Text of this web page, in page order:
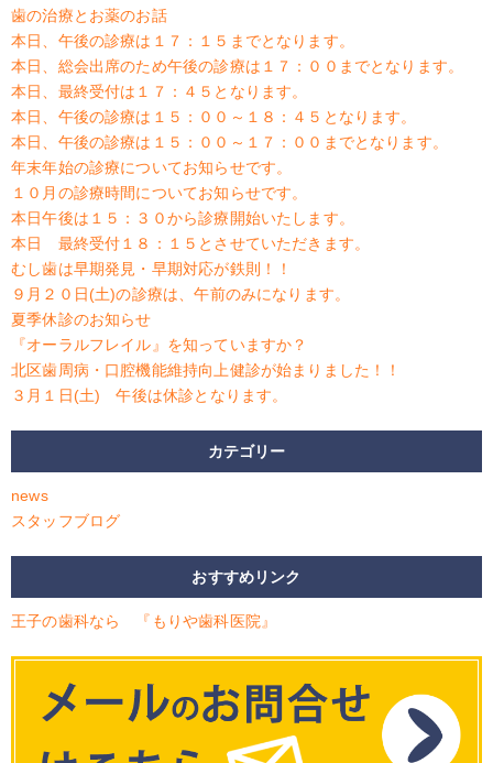
歯の治療とお薬のお話
本日、午後の診療は１７：１５までとなります。
本日、総会出席のため午後の診療は１７：００までとなります。
本日、最終受付は１７：４５となります。
本日、午後の診療は１５：００～１８：４５となります。
本日、午後の診療は１５：００～１７：００までとなります。
年末年始の診療についてお知らせです。
１０月の診療時間についてお知らせです。
本日午後は１５：３０から診療開始いたします。
本日 最終受付１８：１５とさせていただきます。
むし歯は早期発見・早期対応が鉄則！！
９月２０日(土)の診療は、午前のみになります。
夏季休診のお知らせ
『オーラルフレイル』を知っていますか？
北区歯周病・口腔機能維持向上健診が始まりました！！
３月１日(土) 午後は休診となります。
カテゴリー
news
スタッフブログ
おすすめリンク
王子の歯科なら 『もりや歯科医院』